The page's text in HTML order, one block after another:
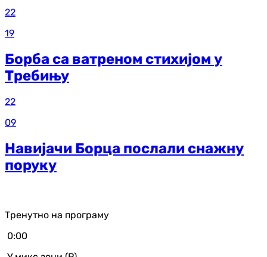
22
19
Борба са ватреном стихијом у
Требињу
22
09
Навијачи Борца послали снажну
поруку
Тренутно на програму
0:00